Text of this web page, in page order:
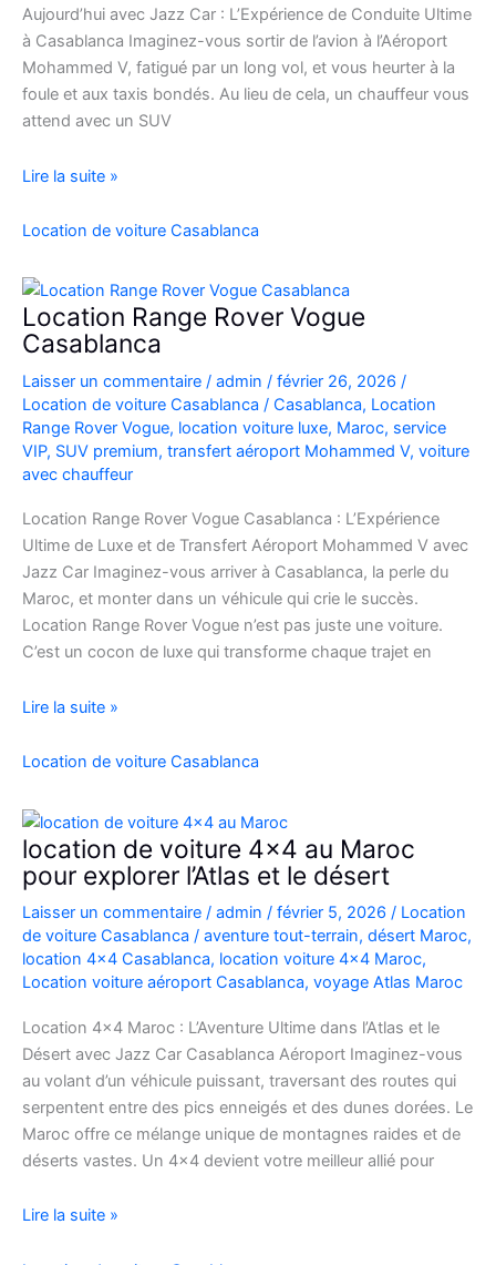
Aujourd’hui avec Jazz Car : L’Expérience de Conduite Ultime
à Casablanca Imaginez-vous sortir de l’avion à l’Aéroport
Mohammed V, fatigué par un long vol, et vous heurter à la
foule et aux taxis bondés. Au lieu de cela, un chauffeur vous
attend avec un SUV
Réservez
SUV
Luxe
à
l’Aéroport
V
Lire la suite »
Location de voiture Casablanca
Location Range Rover Vogue
Casablanca
Laisser un commentaire / admin / février 26, 2026 /
Location de voiture Casablanca / Casablanca, Location
Range Rover Vogue, location voiture luxe, Maroc, service
VIP, SUV premium, transfert aéroport Mohammed V, voiture
avec chauffeur
Location Range Rover Vogue Casablanca : L’Expérience
Ultime de Luxe et de Transfert Aéroport Mohammed V avec
Jazz Car Imaginez-vous arriver à Casablanca, la perle du
Maroc, et monter dans un véhicule qui crie le succès.
Location Range Rover Vogue n’est pas juste une voiture.
C’est un cocon de luxe qui transforme chaque trajet en
Location
Rover
Casablanca
Lire la suite »
Location de voiture Casablanca
location de voiture 4×4 au Maroc
pour explorer l’Atlas et le désert
Laisser un commentaire / admin / février 5, 2026 / Location
de voiture Casablanca / aventure tout-terrain, désert Maroc,
location 4x4 Casablanca, location voiture 4x4 Maroc,
Location voiture aéroport Casablanca, voyage Atlas Maroc
Location 4×4 Maroc : L’Aventure Ultime dans l’Atlas et le
Désert avec Jazz Car Casablanca Aéroport Imaginez-vous
au volant d’un véhicule puissant, traversant des routes qui
serpentent entre des pics enneigés et des dunes dorées. Le
Maroc offre ce mélange unique de montagnes raides et de
déserts vastes. Un 4×4 devient votre meilleur allié pour
location
Lire la suite »